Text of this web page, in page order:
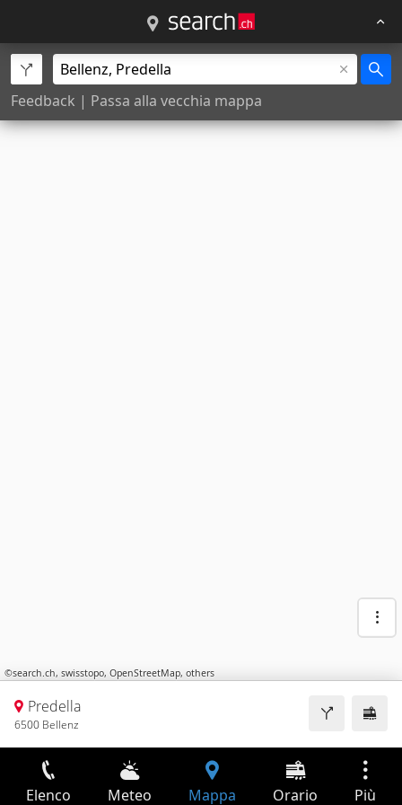
Feedback | Passa alla vecchia mappa
©search.ch, swisstopo, OpenStreetMap, others
Predella
6500 Bellenz
Elenco Meteo Mappa Orario Più